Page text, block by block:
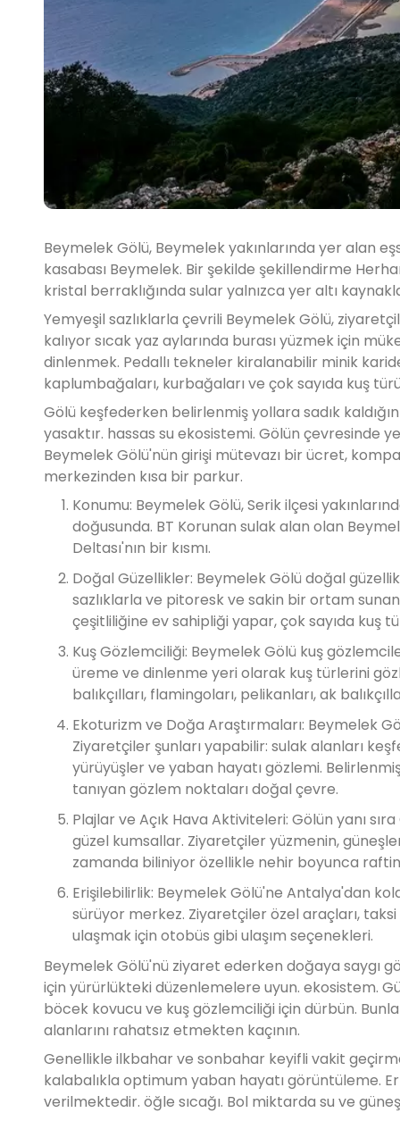
Beymelek Gölü, Beymelek yakınlarında yer alan
kasabası Beymelek. Bir şekilde şekillendirme
kristal berraklığında sular yalnızca yer altı
Yemyeşil sazlıklarla çevrili Beymelek Gölü,
kalıyor sıcak yaz aylarında burası yüzmek için
dinlenmek. Pedallı tekneler kiralanabilir minik
kaplumbağaları, kurbağaları ve çok sayıda kuş
Gölü keşfederken belirlenmiş yollara sadık
yasaktır. hassas su ekosistemi. Gölün çevresinde
Beymelek Gölü'nün girişi mütevazı bir ücret,
merkezinden kısa bir parkur.
Konumu: Beymelek Gölü, Serik ilçesi
doğusunda. BT Korunan sulak alan olan
Deltası'nın bir kısmı.
Doğal Güzellikler: Beymelek Gölü doğal
sazlıklarla ve pitoresk ve sakin bir ortam
çeşitliliğine ev sahipliği yapar, çok sayıda kuş
Kuş Gözlemciliği: Beymelek Gölü kuş
üreme ve dinlenme yeri olarak kuş türlerini
balıkçılları, flamingoları, pelikanları, ak
Ekoturizm ve Doğa Araştırmaları: Beymelek
Ziyaretçiler şunları yapabilir: sulak alanları
yürüyüşler ve yaban hayatı gözlemi.
tanıyan gözlem noktaları doğal çevre.
Plajlar ve Açık Hava Aktiviteleri: Gölün yanı
güzel kumsallar. Ziyaretçiler yüzmenin,
zamanda biliniyor özellikle nehir boyunca
Erişilebilirlik: Beymelek Gölü'ne Antalya'dan
sürüyor merkez. Ziyaretçiler özel araçları,
ulaşmak için otobüs gibi ulaşım seçenekleri.
Beymelek Gölü'nü ziyaret ederken doğaya saygı
için yürürlükteki düzenlemelere uyun. ekosistem.
böcek kovucu ve kuş gözlemciliği için dürbün.
alanlarını rahatsız etmekten kaçının.
Genellikle ilkbahar ve sonbahar keyifli vakit
kalabalıkla optimum yaban hayatı görüntüleme.
verilmektedir. öğle sıcağı. Bol miktarda su ve